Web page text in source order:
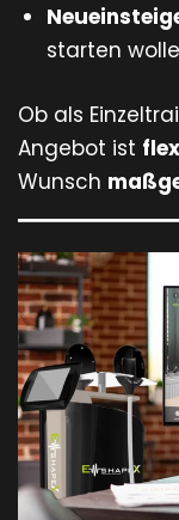
starten
Ob als
Angebot ist
Wunsch